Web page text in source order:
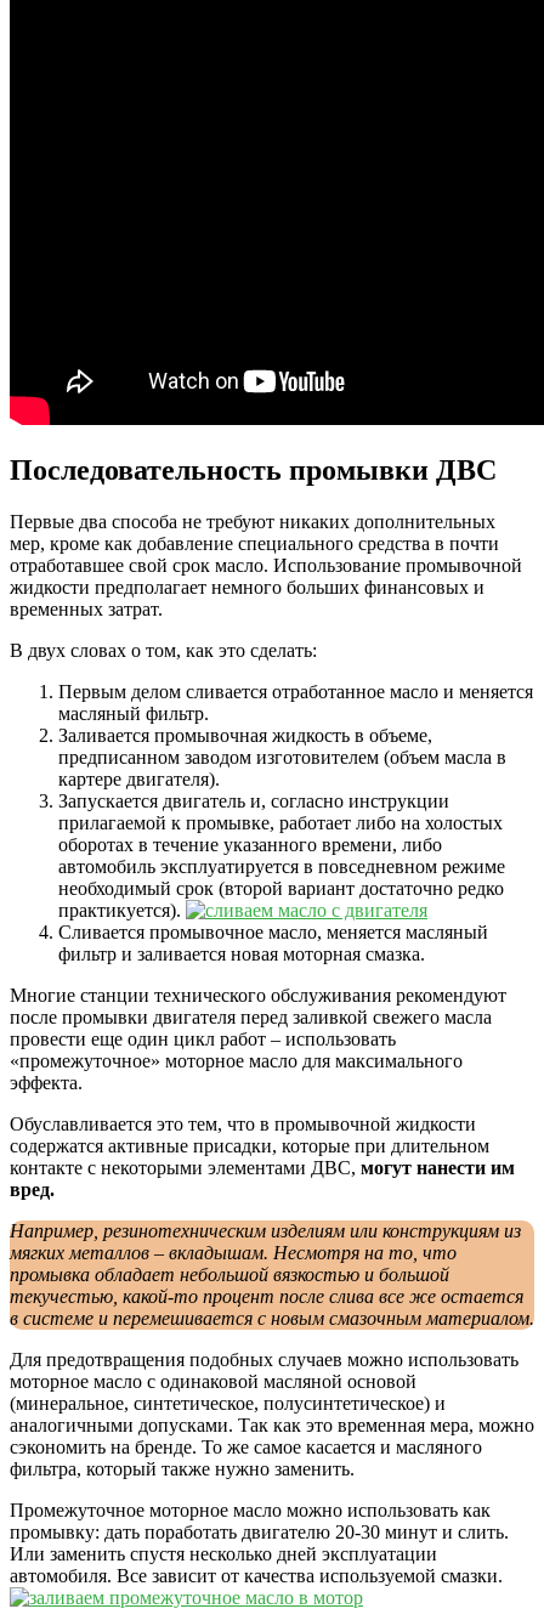
Последовательность промывки ДВС
Первые два способа не требуют никаких дополнительных
мер, кроме как добавление специального средства в почти
отработавшее свой срок масло. Использование промывочной
жидкости предполагает немного больших финансовых и
временных затрат.
В двух словах о том, как это сделать:
Первым делом сливается отработанное масло и меняется
масляный фильтр.
Заливается промывочная жидкость в объеме,
предписанном заводом изготовителем (объем масла в
картере двигателя).
Запускается двигатель и, согласно инструкции
прилагаемой к промывке, работает либо на холостых
оборотах в течение указанного времени, либо
автомобиль эксплуатируется в повседневном режиме
необходимый срок (второй вариант достаточно редко
практикуется).
Сливается промывочное масло, меняется масляный
фильтр и заливается новая моторная смазка.
Многие станции технического обслуживания рекомендуют
после промывки двигателя перед заливкой свежего масла
провести еще один цикл работ – использовать
«промежуточное» моторное масло для максимального
эффекта.
Обуславливается это тем, что в промывочной жидкости
содержатся активные присадки, которые при длительном
контакте с некоторыми элементами ДВС, могут нанести им
вред.
Например, резинотехническим изделиям или конструкциям из
мягких металлов – вкладышам. Несмотря на то, что
промывка обладает небольшой вязкостью и большой
текучестью, какой-то процент после слива все же остается
в системе и перемешивается с новым смазочным материалом.
Для предотвращения подобных случаев можно использовать
моторное масло с одинаковой масляной основой
(минеральное, синтетическое, полусинтетическое) и
аналогичными допусками. Так как это временная мера, можно
сэкономить на бренде. То же самое касается и масляного
фильтра, который также нужно заменить.
Промежуточное моторное масло можно использовать как
промывку: дать поработать двигателю 20-30 минут и слить.
Или заменить спустя несколько дней эксплуатации
автомобиля. Все зависит от качества используемой смазки.